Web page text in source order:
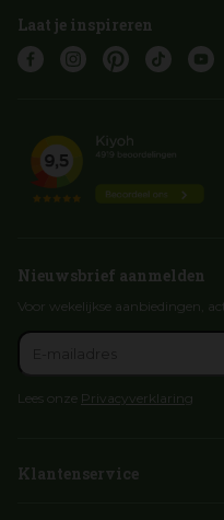
Laat je inspireren
Nieuwsbrief aanmelden
Voor wekelijkse aanbiedingen,
Lees onze Privacyverklaring
Klantenservice